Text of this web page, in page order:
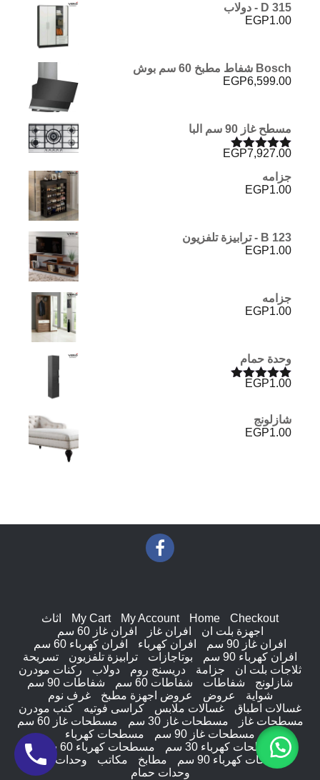
D 315 - دولاب
EGP1.00
Bosch شفاط مطبخ 60 سم بوش
EGP6,599.00
مسطح غاز 90 سم البا
تم التقييم
5.00
EGP7,927.00
جزامه
EGP1.00
B 123 - ترابيزة تلفزيون
EGP1.00
جزامه
EGP1.00
وحدة حمام
تم التقييم
EGP1.00
شازلونج
EGP1.00
Checkout
Home
My Account
My Cart
اثاث
اجهزة بلت ان
افران غاز
افران غاز 60 سم
افران غاز 90 سم
افران كهرباء
افران كهرباء 60 سم
افران كهرباء 90 سم
بوتاجازات ترابيزة تلفزيون
تسريحة
ثلاجات بلت ان
جزامة دريسنج روم دولاب
ركنات مودرن
شازلونج
شفاطات شفاطات 60 سم
شفاطات 90 سم
شواية
عروض عروض اجهزة مطبخ
غرف نوم
غسالات اطباق
غسالات ملابس كراسى فوتيه
كنب مودرن
مسطحات غاز
مسطحات غاز 30 سم
مسطحات غاز 60 سم
مسطحات غاز 90 سم
مسطحات كهرباء
مسطحات كهرباء 30 سم
مسطحات كهرباء 60 سم
مسطحات كهرباء 90 سم
مطابخ مكاتب
وحدات ادراج
وحدات حمام